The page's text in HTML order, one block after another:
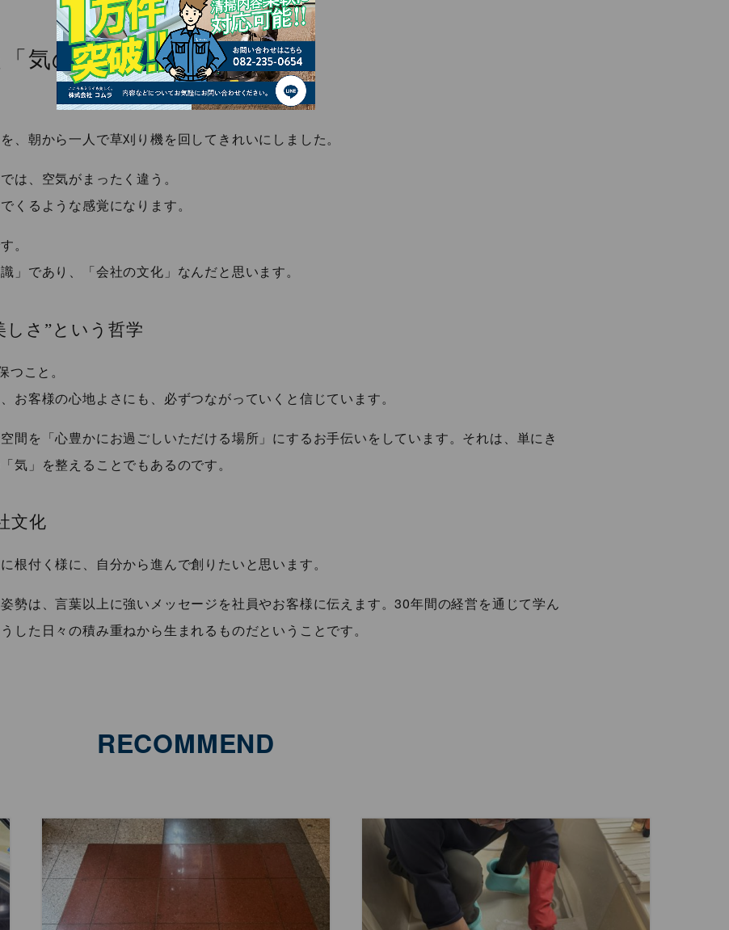
気の流れ」の変化
、朝から一人で草刈り機を回してきれいにしました。
は、空気がまったく違う。
くるような感覚になります。
。
」であり、「会社の文化」なんだと思います。
さ”という哲学
つこと。
お客様の心地よさにも、必ずつながっていくと信じています。
間を「心豊かにお過ごしいただける場所」にするお手伝いをしています。それは、単にき
気」を整えることでもあるのです。
文化
根付く様に、自分から進んで創りたいと思います。
勢は、言葉以上に強いメッセージを社員やお客様に伝えます。30年間の経営を通じて学ん
した日々の積み重ねから生まれるものだということです。
RECOMMEND